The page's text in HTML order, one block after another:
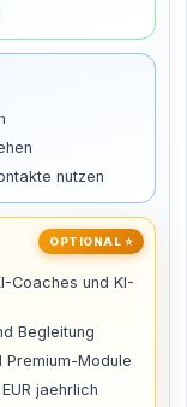
nutzen
OPTIONAL ⭐
Coaches und KI-
Begleitung
Premium-Module
jaehrlich